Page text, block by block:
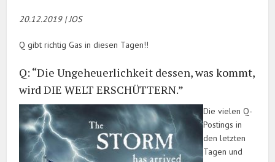
20.12.2019 | JOS
Q gibt richtig Gas in diesen Tagen!!
Q: “Die Ungeheuerlichkeit dessen, was kommt,
wird DIE WELT ERSCHÜTTERN.”
Die vielen Q-
Postings in
den letzten
Tagen und